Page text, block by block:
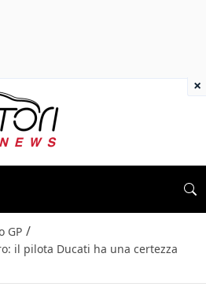
GP /
il pilota Ducati ha una certezza
×